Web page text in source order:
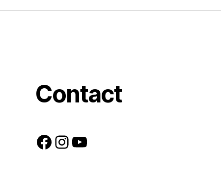
Contact
Facebook
Instagram
YouTube